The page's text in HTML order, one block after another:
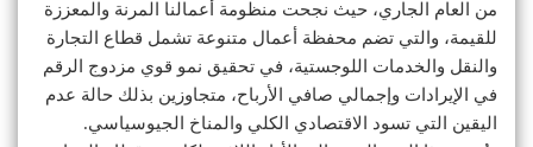
من العام الجاري، حيث نجحت منظومة أعمالنا المرنة والمعززة
للقيمة، والتي تضم محفظة أعمال متنوعة تشمل قطاع التجارة
والنقل والخدمات اللوجستية، في تحقيق نمو قوي مزدوج الرقم
في الإيرادات وإجمالي صافي الأرباح، متجاوزين بذلك حالة عدم
اليقين التي تسود الاقتصادي الكلي والمناخ الجيوسياسي.